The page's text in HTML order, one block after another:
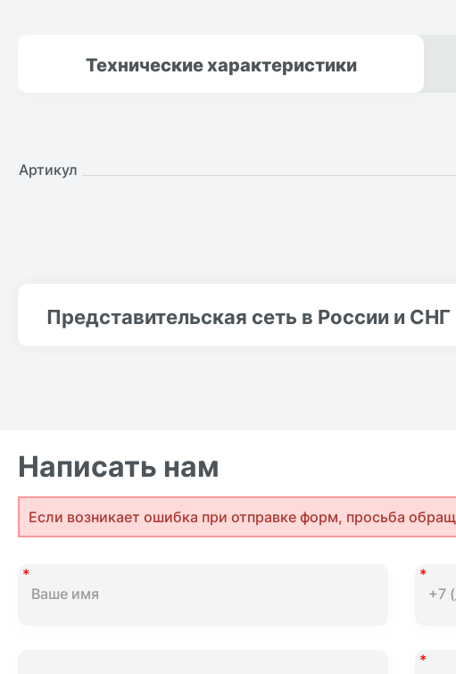
Техническиехарактеристики
Артикул
Представительская сеть в России и СНГ
Написать нам
Если возникает ошибка при отправке форм, просьба